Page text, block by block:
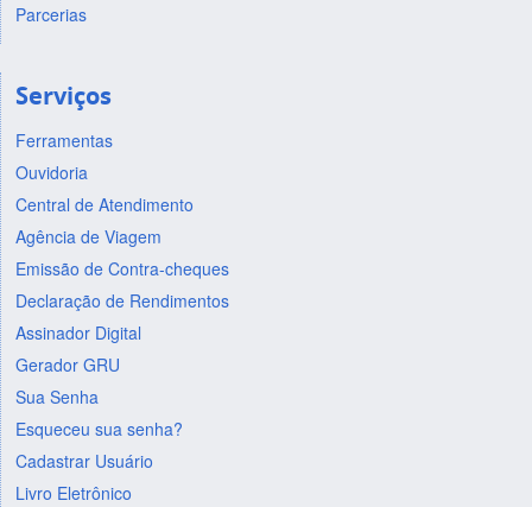
Parcerias
Serviços
Ferramentas
Ouvidoria
Central de Atendimento
Agência de Viagem
Emissão de Contra-cheques
Declaração de Rendimentos
Assinador Digital
Gerador GRU
Sua Senha
Esqueceu sua senha?
Cadastrar Usuário
Livro Eletrônico